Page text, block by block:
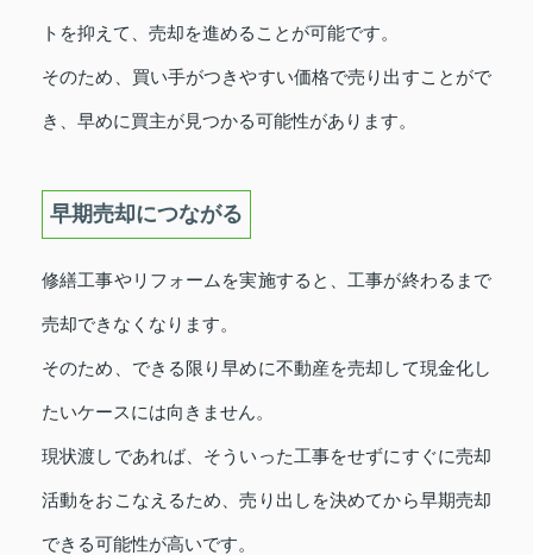
トを抑えて、売却を進めることが可能です。
そのため、買い手がつきやすい価格で売り出すことがで
き、早めに買主が見つかる可能性があります。
早期売却につながる
修繕工事やリフォームを実施すると、工事が終わるまで
売却できなくなります。
そのため、できる限り早めに不動産を売却して現金化し
たいケースには向きません。
現状渡しであれば、そういった工事をせずにすぐに売却
活動をおこなえるため、売り出しを決めてから早期売却
できる可能性が高いです。